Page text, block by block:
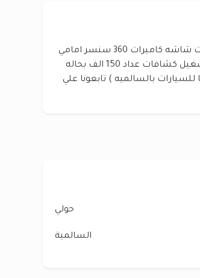
انفنتي EX 35 موديل 2011 كامل المواصفات شاشه كاميرات 360 سنسر امامي
خلفي تحكم سكان بصمه ابواب بصمه تشغيل كشافات عداد 150 الف بحاله
للسيارات بالسالميه ) تابعونا علي
حولي
السالمية